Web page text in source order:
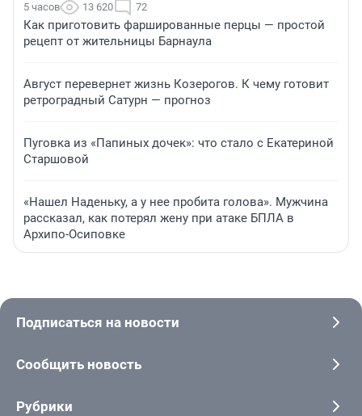
5 часов 13 620 72
Как приготовить фаршированные перцы — простой
рецепт от жительницы Барнаула
Август перевернет жизнь Козерогов. К чему готовит
ретроградный Сатурн — прогноз
Пуговка из «Папиных дочек»: что стало с Екатериной
Старшовой
«Нашел Наденьку, а у нее пробита голова». Мужчина
рассказал, как потерял жену при атаке БПЛА в
Архипо-Осиповке
Подписаться на новости
Сообщить новость
Рубрики